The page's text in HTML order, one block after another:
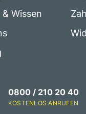
Wissen
0800 / 210 20 40
KOSTENLOS ANRUFEN